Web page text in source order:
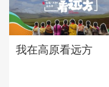
我在高原看远方